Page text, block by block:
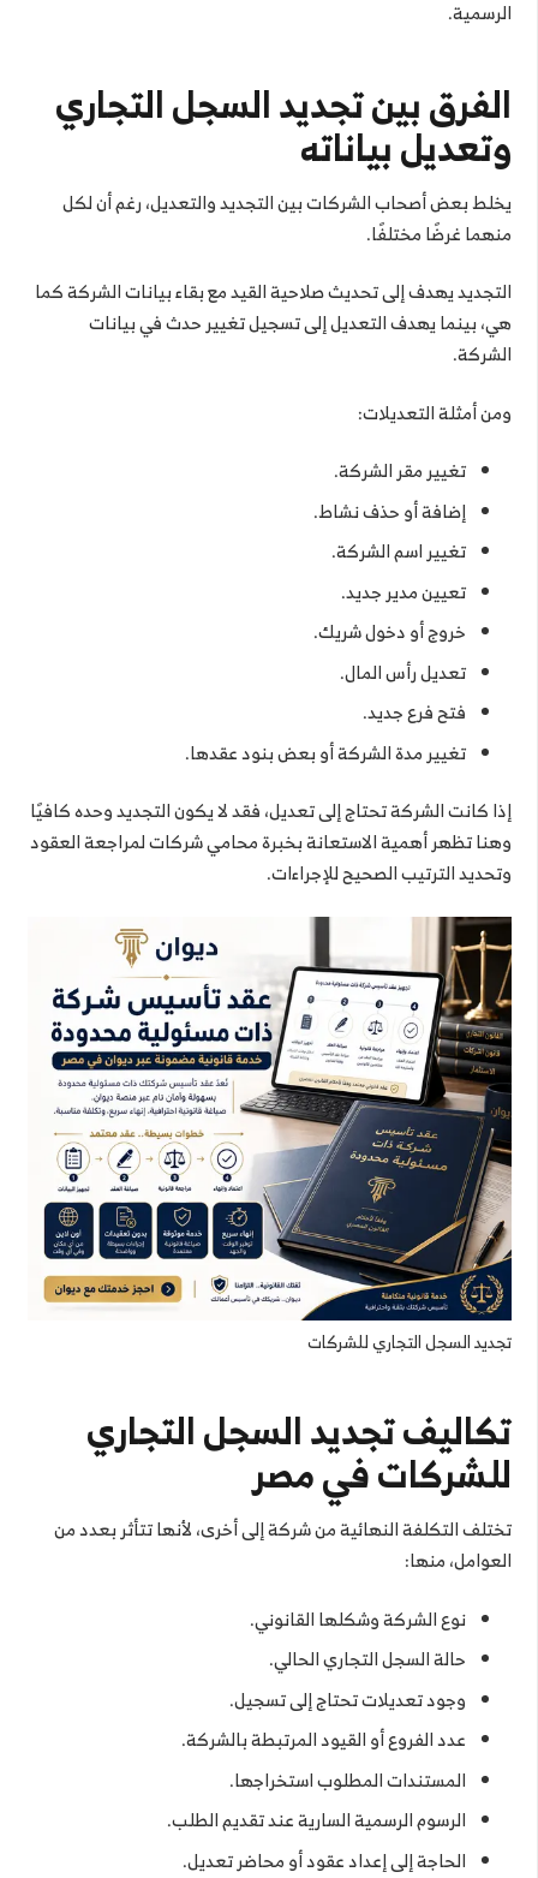
الرسمية.
الفرق بين تجديد السجل التجاري
وتعديل بياناته
يخلط بعض أصحاب الشركات بين التجديد والتعديل، رغم أن لكل
منهما غرضًا مختلفًا.
التجديد يهدف إلى تحديث صلاحية القيد مع بقاء بيانات الشركة كما
هي، بينما يهدف التعديل إلى تسجيل تغيير حدث في بيانات
الشركة.
ومن أمثلة التعديلات:
تغيير مقر الشركة.
إضافة أو حذف نشاط.
تغيير اسم الشركة.
تعيين مدير جديد.
خروج أو دخول شريك.
تعديل رأس المال.
فتح فرع جديد.
تغيير مدة الشركة أو بعض بنود عقدها.
إذا كانت الشركة تحتاج إلى تعديل، فقد لا يكون التجديد وحده كافيًا
وهنا تظهر أهمية الاستعانة بخبرة محامي شركات لمراجعة العقود
وتحديد الترتيب الصحيح للإجراءات.
تجديد السجل التجاري للشركات
تكاليف تجديد السجل التجاري
للشركات في مصر
تختلف التكلفة النهائية من شركة إلى أخرى، لأنها تتأثر بعدد من
العوامل، منها:
نوع الشركة وشكلها القانوني.
حالة السجل التجاري الحالي.
وجود تعديلات تحتاج إلى تسجيل.
عدد الفروع أو القيود المرتبطة بالشركة.
المستندات المطلوب استخراجها.
الرسوم الرسمية السارية عند تقديم الطلب.
الحاجة إلى إعداد عقود أو محاضر تعديل.